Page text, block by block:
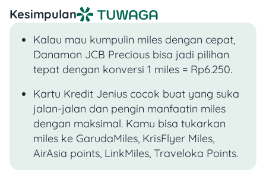
Kesimpulan
Kalau mau kumpulin miles dengan cepat,
Danamon JCB Precious bisa jadi pilihan
tepat dengan konversi 1 miles = Rp6.250.
Kartu Kredit Jenius cocok buat yang suka
jalan-jalan dan pengin manfaatin miles
dengan maksimal. Kamu bisa tukarkan
miles ke GarudaMiles, KrisFlyer Miles,
AirAsia points, LinkMiles, Traveloka Points.